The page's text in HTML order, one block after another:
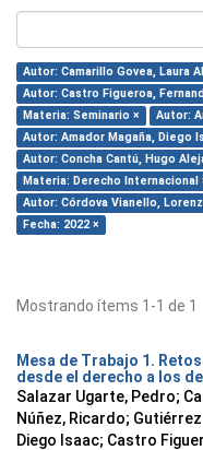
Autor: Camarillo Govea, Laura
Autor: Castro Figueroa,
Materia: Seminario ×
Autor:
Autor: Amador Magaña, Diego
Autor: Concha Cantú, Hugo
Materia: Derecho Internacional
Autor: Córdova Vianello,
Fecha: 2022 ×
Mostrando ítems 1-1 de 1
Mesa de Trabajo 1.
desde el derecho a los
Salazar Ugarte, Pedro;
Núñez, Ricardo;
Diego Isaac; Castro